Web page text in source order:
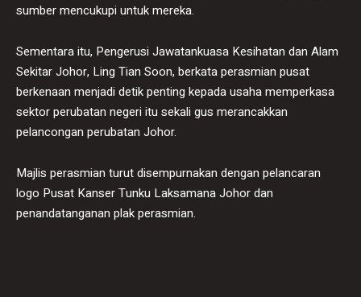
sumber mencukupi untuk mereka.
Sementara itu, Pengerusi Jawatankuasa Kesihatan dan Alam
Sekitar Johor, Ling Tian Soon, berkata perasmian pusat
berkenaan menjadi detik penting kepada usaha memperkasa
sektor perubatan negeri itu sekali gus merancakkan
pelancongan perubatan Johor.
Majlis perasmian turut disempurnakan dengan pelancaran
logo Pusat Kanser Tunku Laksamana Johor dan
penandatanganan plak perasmian.